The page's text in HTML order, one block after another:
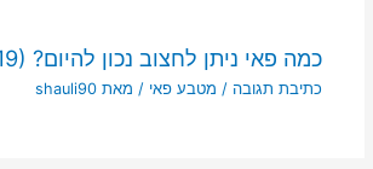
כמה פאי ניתן לחצוב נכון להיום? (2019)
כתיבת תגובה / מטבע פאי / מאת shauli90